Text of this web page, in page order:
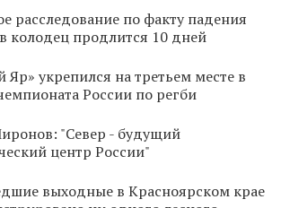
расследование по факту падения
колодец продлится 10 дней
Яр» укрепился на третьем месте в
России по регби
"Север - будущий
центр России"
выходные в Красноярском крае